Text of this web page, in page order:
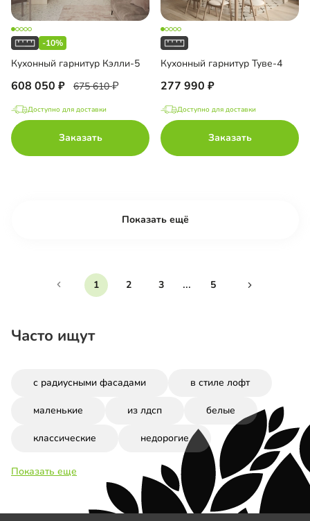
-10%
Кухонный гарнитур Кэлли-5
608 050 675 610
Доступно для доставки
Заказать
Кухонный гарнитур Туве-4
277 990
Доступно для доставки
Заказать
Показать ещё
1 2 3 ... 5
Часто ищут
с радиусными фасадами в стиле лофт
маленькие из лдсп белые
классические недорогие
Показать еще